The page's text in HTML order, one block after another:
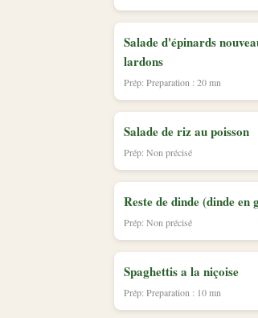
Salade d'épinards
lardons
Prép: Preparation : 20 mn
Salade de riz au poisson
Prép: Non précisé
Reste de dinde (dinde en
Prép: Non précisé
Spaghettis a la niçoise
Prép: Preparation : 10 mn